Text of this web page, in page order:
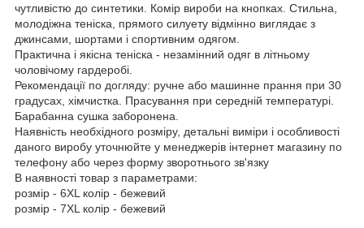
чутливістю до синтетики. Комір вироби на кнопках. Стильна,
молодіжна теніска, прямого силуету відмінно виглядає з
джинсами, шортами і спортивним одягом.
Практична і якісна теніска - незамінний одяг в літньому
чоловічому гардеробі.
Рекомендації по догляду: ручне або машинне прання при 30
градусах, хімчистка. Прасування при середній температурі.
Барабанна сушка заборонена.
Наявність необхідного розміру, детальні виміри і особливості
даного виробу уточнюйте у менеджерів інтернет магазину по
телефону або через форму зворотнього зв'язку
В наявності товар з параметрами:
розмір - 6XL колір - бежевий
розмір - 7XL колір - бежевий